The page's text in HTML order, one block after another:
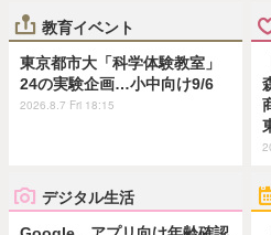
教育イベント
東京都市大「科学体験教室」
24の実験企画…小中向け9/6
2026.8.7 Fri 18:15
デジタル生活